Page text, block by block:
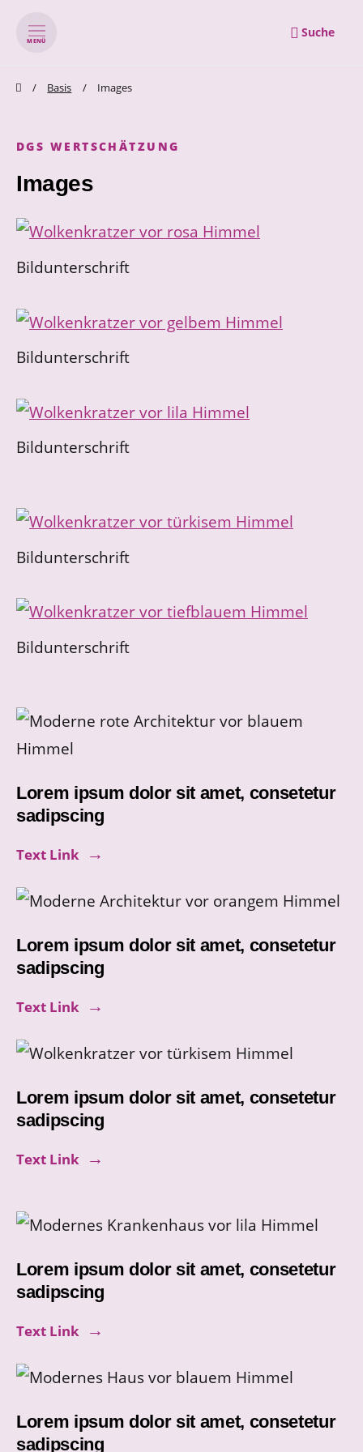
MENÜ
Suche
zum Inhalt springen
Basis Images
DGS WERTSCHÄTZUNG
Images
Bildunterschrift
Bildunterschrift
Bildunterschrift
Bildunterschrift
Bildunterschrift
Lorem ipsum dolor sit amet, consetetur
sadipscing
Text Link
Lorem ipsum dolor sit amet, consetetur
sadipscing
Text Link
Lorem ipsum dolor sit amet, consetetur
sadipscing
Text Link
Lorem ipsum dolor sit amet, consetetur
sadipscing
Text Link
Lorem ipsum dolor sit amet, consetetur
sadipscing